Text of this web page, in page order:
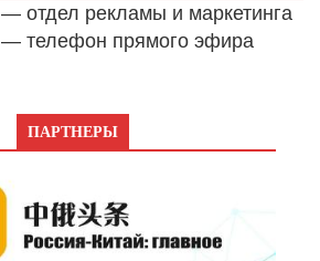
— отдел рекламы и маркетинга
— телефон прямого эфира
ПАРТНЕРЫ